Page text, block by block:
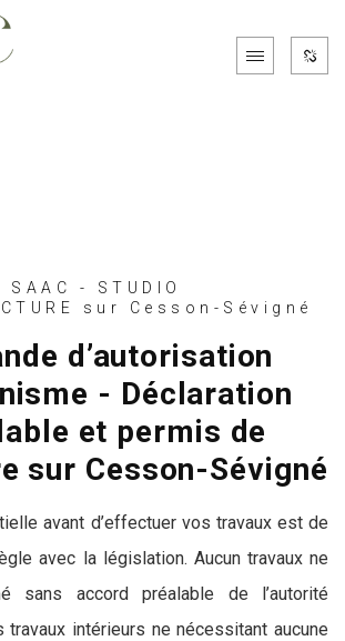
SAAC - STUDIO
sur Cesson-Sévigné
d’autorisation
- Déclaration
et permis de
sur Cesson-Sévigné
avant d’effectuer vos travaux est de
avec la législation. Aucun travaux ne
sans accord préalable de l’autorité
travaux intérieurs ne nécessitant aucune